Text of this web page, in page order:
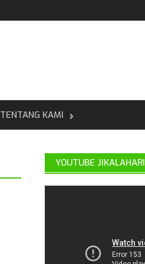
TENTANG KAMI
YOUTUBE JIKALAHARI